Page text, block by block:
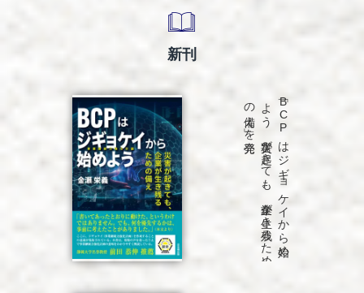
新刊
「B
C
P
は
ジ
ギ
ョ
ケ
イ
か
ら
始め
よ
う
災害が
起き
て
も
、
企業が
生き
残る
た
め
の
備え
」を
発売